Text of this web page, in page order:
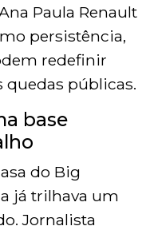
Paula Renault
persistência,
redefinir
públicas.
base
do Big
já trilhava um
Jornalista